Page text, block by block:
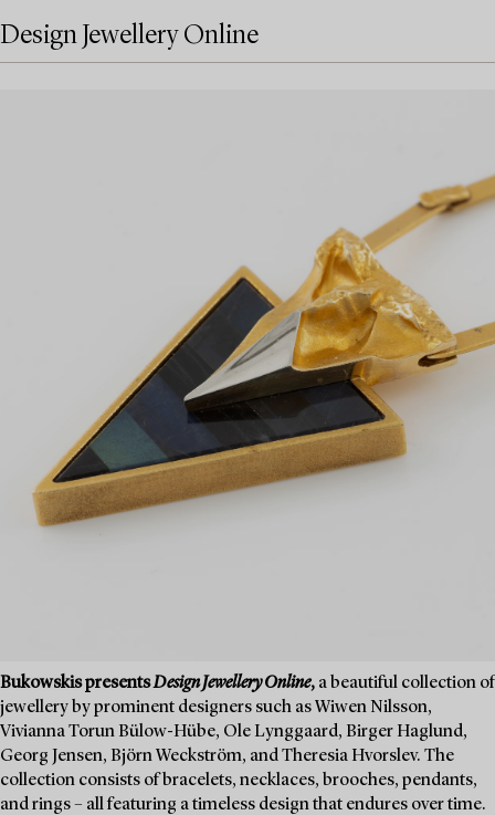
Design Jewellery Online
Bukowskis presentsDesign Jewellery Online, a beautiful collection of
jewellery by prominent designers such as Wiwen Nilsson,
Vivianna Torun Bülow-Hübe, Ole Lynggaard, Birger Haglund,
Georg Jensen, Björn Weckström, and Theresia Hvorslev. The
collection consists of bracelets, necklaces, brooches, pendants,
and rings – all featuring a timeless design that endures over time.